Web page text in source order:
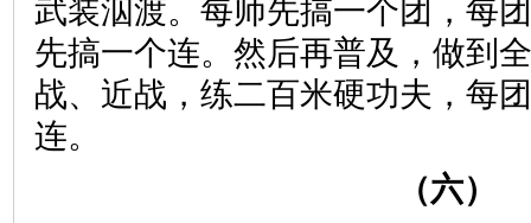
武装泅渡。每师先搞一个团，每
先搞一个连。然后再普及，做到
战、近战，练二百米硬功夫，每
连。
（六）